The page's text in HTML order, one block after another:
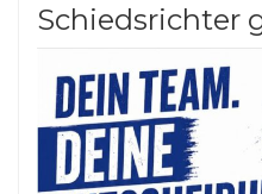
Schiedsrichter